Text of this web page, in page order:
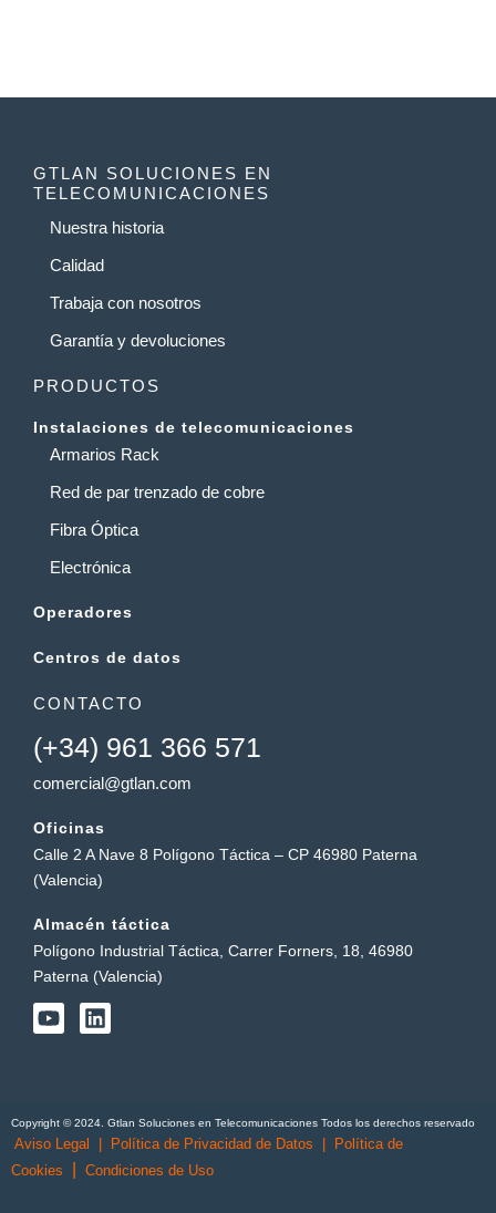
GTLAN SOLUCIONES EN
TELECOMUNICACIONES
Nuestra historia
Calidad
Trabaja con nosotros
Garantía y devoluciones
PRODUCTOS
Instalaciones de telecomunicaciones
Armarios Rack
Red de par trenzado de cobre
Fibra Óptica
Electrónica
Operadores
Centros de datos
CONTACTO
(+34) 961 366 571
comercial@gtlan.com
Oficinas
Calle 2 A Nave 8 Polígono Táctica – CP 46980 Paterna
(Valencia)
Almacén táctica
Polígono Industrial Táctica, Carrer Forners, 18, 46980
Paterna (Valencia)
Y
o
e
L
i
i
n
Copyright © 2024. Gtlan Soluciones en Telecomunicaciones Todos los derechos reservado
Aviso Legal | Política de Privacidad de Datos | Política de
Cookies
Condiciones de Uso